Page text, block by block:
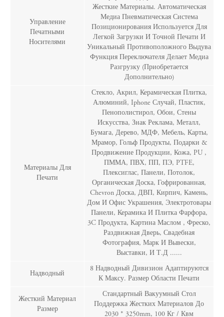
Управление
Печатными
Носителями
Жесткие Материалы. Автоматическая
Медиа Пневматическая Система
Позиционирования Используется Для
Легкой Загрузки И Точной Печати И
Уникальный Противоположного Выдува
Функция Переключателя Делает Медиа
Разгрузку (Приобретается
Дополнительно)
Материалы Для
Печати
Стекло, Акрил, Керамическая Плитка,
Алюминий, Iphone Случай, Пластик,
Пенополистирол, Обои, Стены
Искусства, Знак Реклама, Металл,
Бумага, Дерево, МДФ, Мебель, Карты,
Мрамор, Гольф Продукты, Подарки &
Продвижение Продукции, Кожа, PU ,
ПММА, ПВХ, ПП, ПЭ, PTFE,
Плексиглас, Панели, Потолок,
Органическая Доска, Гофрированная,
Chevron Доска, ДВП, Кирпич, Камень,
Дом И Офис Украшения, Электротовары
Панели, Керамика И Плитка Фарфора,
3C Продукта, Картина Маслом , Фреско,
Раздвижная Дверь, Свадебная
Фотография, Марк И Вывески,
Выставки, И Т.д ......
Надводный
8 Надводный Дивизион Адаптируются
К Максу. Размер Области Печати
Жесткий Материал
Размер
Стандартный Вакуумный Стол
Поддержка Жестких Материалов До
2030 * 3250mm, 100 Кг / Квм